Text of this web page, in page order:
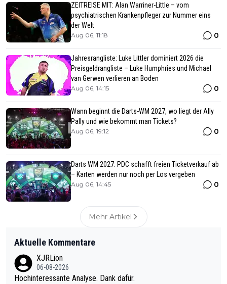
ZEITREISE MIT: Alan Warriner-Little – vom
psychiatrischen Krankenpfleger zur Nummer eins
der Welt
Aug 06, 11:18 0
Jahresrangliste: Luke Littler dominiert 2026 die
Preisgeldrangliste – Luke Humphries und Michael
van Gerwen verlieren an Boden
Aug 06, 14:15 0
Wann beginnt die Darts-WM 2027, wo liegt der Ally
Pally und wie bekommt man Tickets?
Aug 06, 19:12 0
Darts WM 2027: PDC schafft freien Ticketverkauf ab
– Karten werden nur noch per Los vergeben
Aug 06, 14:45 0
Mehr Artikel
Aktuelle Kommentare
XJRLion
06-08-2026
Hochinteressante Analyse. Dank dafür.